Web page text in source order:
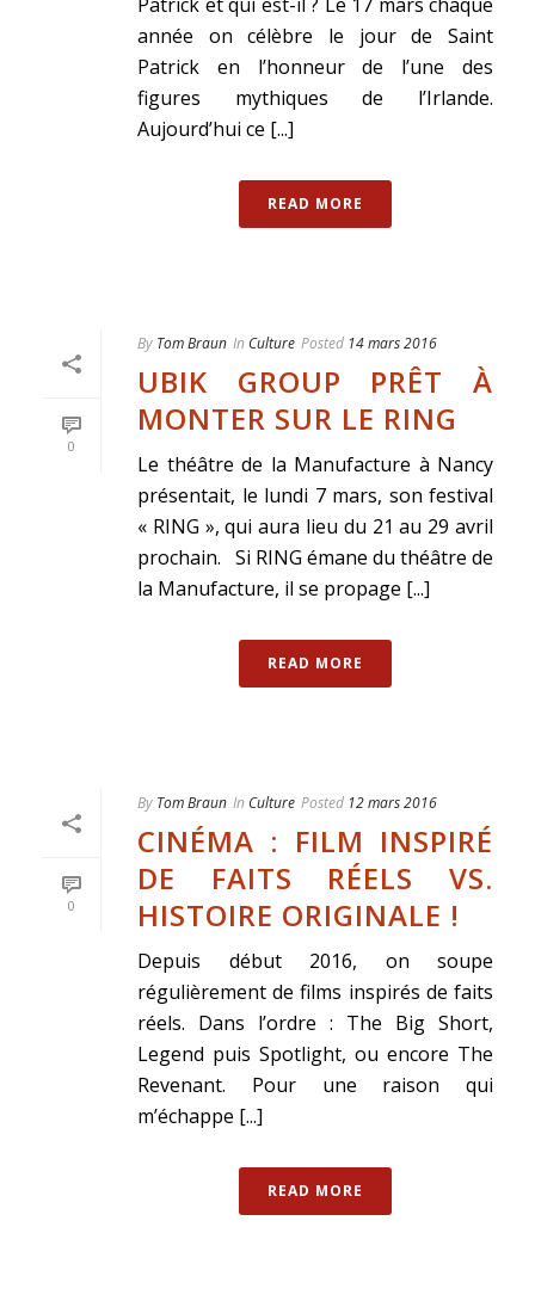
année on célèbre le jour de Saint
Patrick en l’honneur de l’une des
figures mythiques de l’Irlande.
Aujourd’hui ce [...]
READ MORE
0
By Tom Braun In Culture Posted 14 mars 2016
UBIK GROUP PRÊT À
MONTER SUR LE RING
Le théâtre de la Manufacture à Nancy
présentait, le lundi 7 mars, son festival
« RING », qui aura lieu du 21 au 29 avril
prochain. Si RING émane du théâtre de
la Manufacture, il se propage [...]
READ MORE
0
By Tom Braun In Culture Posted 12 mars 2016
CINÉMA : FILM INSPIRÉ
DE FAITS RÉELS VS.
HISTOIRE ORIGINALE !
Depuis début 2016, on soupe
régulièrement de films inspirés de faits
réels. Dans l’ordre : The Big Short,
Legend puis Spotlight, ou encore The
Revenant. Pour une raison qui
m’échappe [...]
READ MORE